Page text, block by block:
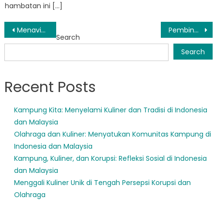
hambatan ini […]
Post
navigation
Menavigasi Tantangan Muba Sosial di Era Digital Pembinaan Kesejahteraan Sosial: Inisiatif Utama Program SOSIAL Muba
Search
Search
Recent Posts
Kampung Kita: Menyelami Kuliner dan Tradisi di Indonesia
dan Malaysia
Olahraga dan Kuliner: Menyatukan Komunitas Kampung di
Indonesia dan Malaysia
Kampung, Kuliner, dan Korupsi: Refleksi Sosial di Indonesia
dan Malaysia
Menggali Kuliner Unik di Tengah Persepsi Korupsi dan
Olahraga